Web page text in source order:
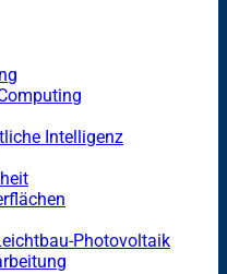
Intelligenz
Photovoltaik